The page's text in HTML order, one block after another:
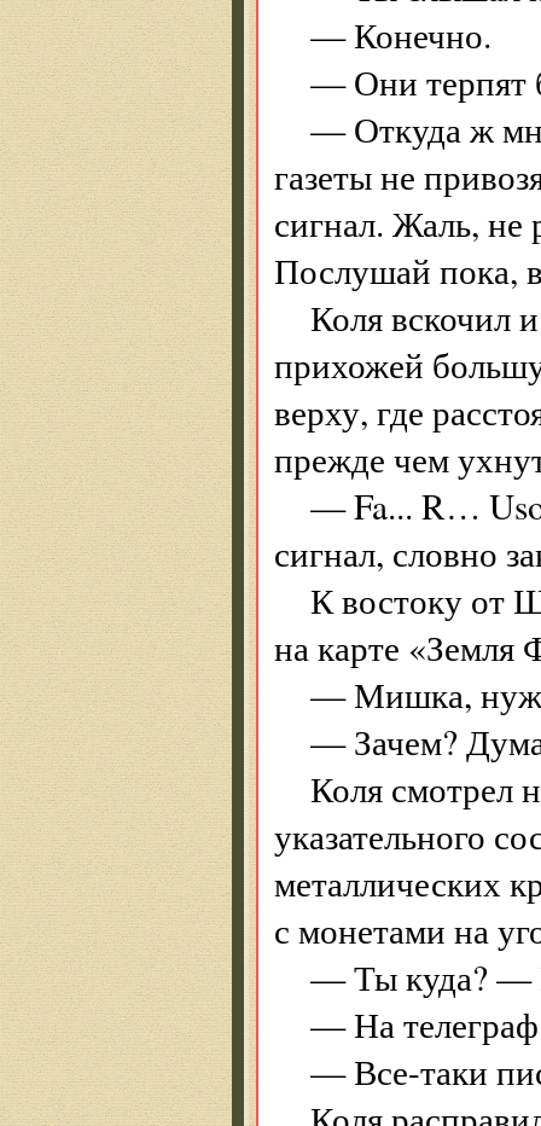
— Конечно.
— Они терпят
— Откуда ж
газеты не
сигнал. Жаль, не
Послушай пока,
Коля вскочил
прихожей
верху, где
прежде чем
— Fa... R…
сигнал, словно
К востоку от
на карте
— Мишка,
— Зачем?
Коля смотрел
указательного
металлических
с монетами на
— Ты куда? —
— На
— Все-таки